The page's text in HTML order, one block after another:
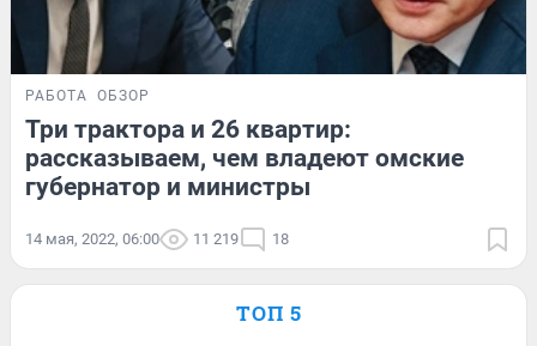
РАБОТА ОБЗОР
Три трактора и 26 квартир:
рассказываем, чем владеют омские
губернатор и министры
14 мая, 2022, 06:00 11 219 18
ТОП 5